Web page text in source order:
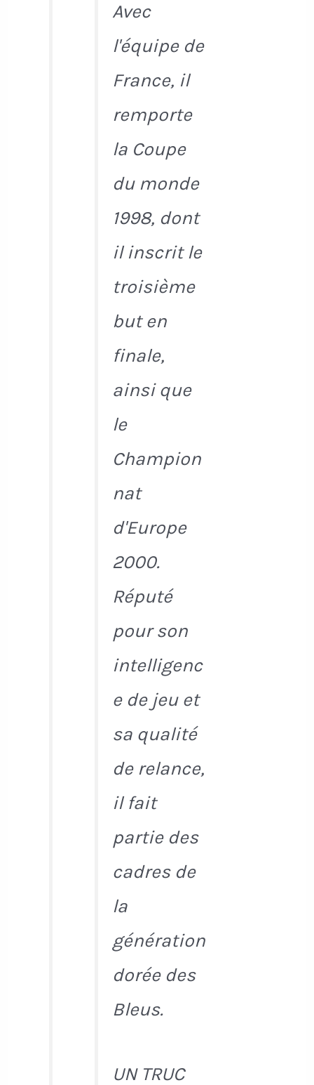
Avec
l'équipe de
France, il
remporte
la Coupe
du monde
1998, dont
il inscrit le
troisième
but en
finale,
ainsi que
le
Champion
nat
d'Europe
2000.
Réputé
pour son
intelligenc
e de jeu et
sa qualité
de relance,
il fait
partie des
cadres de
la
génération
dorée des
Bleus.
UN TRUC